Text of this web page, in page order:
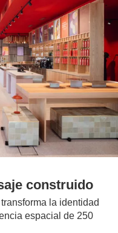
construido
la identidad
espacial de 250